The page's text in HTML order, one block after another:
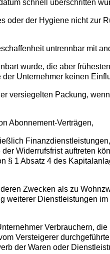
schnell überschritten
oder der Hygiene nicht zur
untrennbar mit
wurde, die aber
Unternehmer keinen
versiegelten Packung,
Abonnement-Verträgen,
Widerrufsfrist auftreten
§ 1 Absatz 4 des
Zwecken als zu
weiterer Dienstleistungen
Verbrauchern,
Versteigerer
der Waren oder